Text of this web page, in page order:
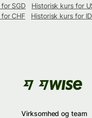
SGD
Historisk kurs for
CHF
Historisk kurs for
Virksomhed og team